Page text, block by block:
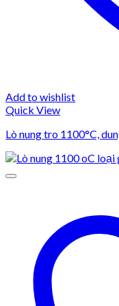
Add to wishlist
Quick View
Lò nung tro 1100°C,